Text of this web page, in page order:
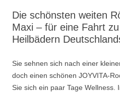
Die schönsten weiten
Maxi – für eine Fahrt
Heilbädern
Sie sehnen sich nach einer
doch einen schönen JOYVITA-
Sie sich ein paar Tage Wellness.